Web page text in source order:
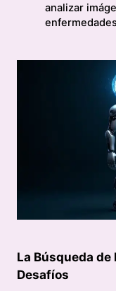
analizar
La Búsqueda de
Desafíos